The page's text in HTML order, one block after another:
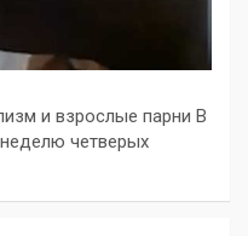
и взрослые парни В
четверых